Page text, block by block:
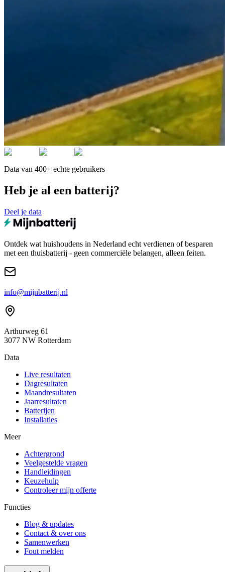
Data van 400+ echte gebruikers
Heb je al een batterij?
Deel je data
Ontdek wat huishoudens in Nederland echt verdienen of besparen
met een thuisbatterij - geen commerciële belangen, alleen feiten.
info@mijnbatterij.nl
Arthurweg 61
3077 NW Rotterdam
Data
Live resultaten
Dagresultaten
Maandresultaten
Jaarresultaten
Batterijen
Installaties
Meer
Achtergrond
Veelgestelde vragen
Handleidingen
Keuzehulp
Controleer mijn offerte
Functies
Blog & updates
Contact & over ons
Samenwerken
Fout melden